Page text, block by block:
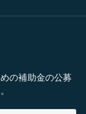
の補助金の公募